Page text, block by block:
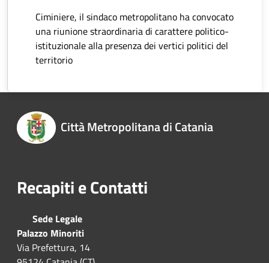
Ciminiere, il sindaco metropolitano ha convocato
una riunione straordinaria di carattere politico-
istituzionale alla presenza dei vertici politici del
territorio
Città Metropolitana di Catania
Recapiti e Contatti
Sede Legale
Palazzo Minoriti
Via Prefettura, 14